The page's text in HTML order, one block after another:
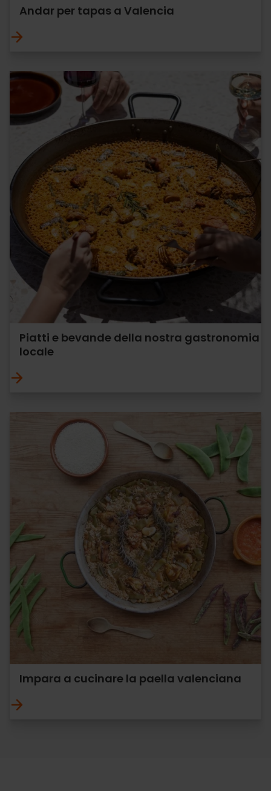
Andar per tapas a Valencia
Piatti e bevande della nostra gastronomia
locale
Impara a cucinare la paella valenciana